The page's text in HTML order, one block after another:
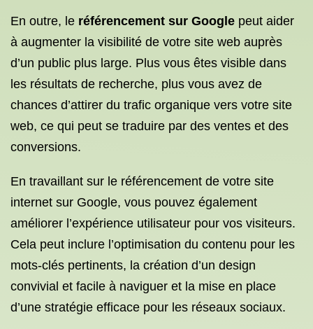
En outre, le référencement sur Google peut aider
à augmenter la visibilité de votre site web auprès
d’un public plus large. Plus vous êtes visible dans
les résultats de recherche, plus vous avez de
chances d’attirer du trafic organique vers votre site
web, ce qui peut se traduire par des ventes et des
conversions.
En travaillant sur le référencement de votre site
internet sur Google, vous pouvez également
améliorer l’expérience utilisateur pour vos visiteurs.
Cela peut inclure l’optimisation du contenu pour les
mots-clés pertinents, la création d’un design
convivial et facile à naviguer et la mise en place
d’une stratégie efficace pour les réseaux sociaux.